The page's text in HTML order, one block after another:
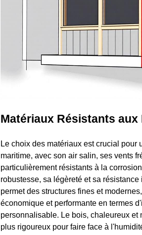
Matériaux Résistants
Le choix des matériaux est crucial
maritime, avec son air salin, ses vents
particulièrement résistants à la
robustesse, sa légèreté et sa
permet des structures fines et
économique et performante en termes
personnalisable. Le bois, chaleureux
plus rigoureux pour faire face à